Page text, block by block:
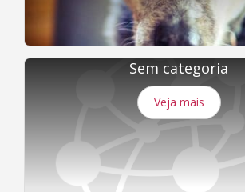
Sem categoria
Veja mais